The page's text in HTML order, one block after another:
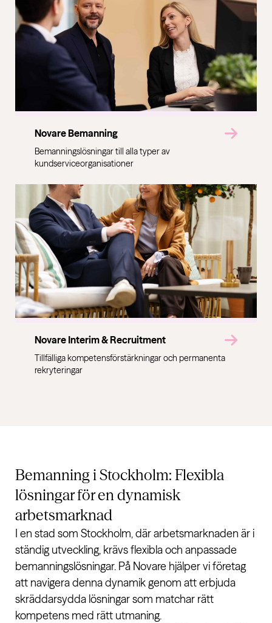
Novare Bemanning
Bemanningslösningar till alla typer av
kundserviceorganisationer
Novare Interim & Recruitment
Tillfälliga kompetensförstärkningar och permanenta
rekryteringar
Bemanning i Stockholm: Flexibla
lösningar för en dynamisk
arbetsmarknad
I en stad som Stockholm, där arbetsmarknaden är i
ständig utveckling, krävs flexibla och anpassade
bemanningslösningar. På Novare hjälper vi företag
att navigera denna dynamik genom att erbjuda
skräddarsydda lösningar som matchar rätt
kompetens med rätt utmaning.